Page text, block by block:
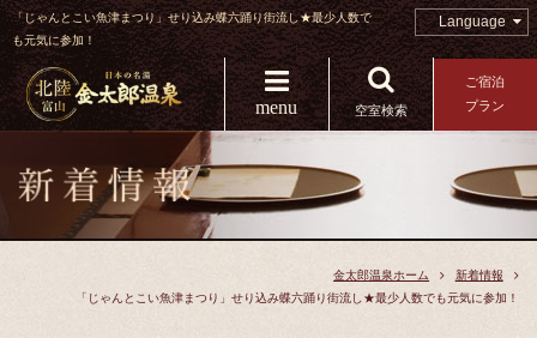
「じゃんとこい魚津まつり」せり込み蝶六踊り街流し★最少人数で
も元気に参加！
Language
menu 空室検索
ご宿泊
プラン
金太郎温泉ホーム
新着情報
「じゃんとこい魚津まつり」せり込み蝶六踊り街流し★最少人数でも元気に参加！